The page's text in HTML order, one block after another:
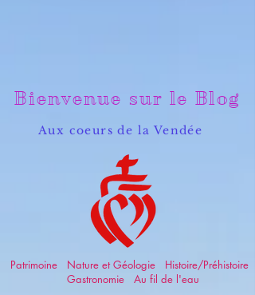
Bienvenue sur le Blog
Aux coeurs de la Vendée
Patrimoine Nature et Géologie Histoire/Préhistoire
Gastronomie Au fil de l'eau